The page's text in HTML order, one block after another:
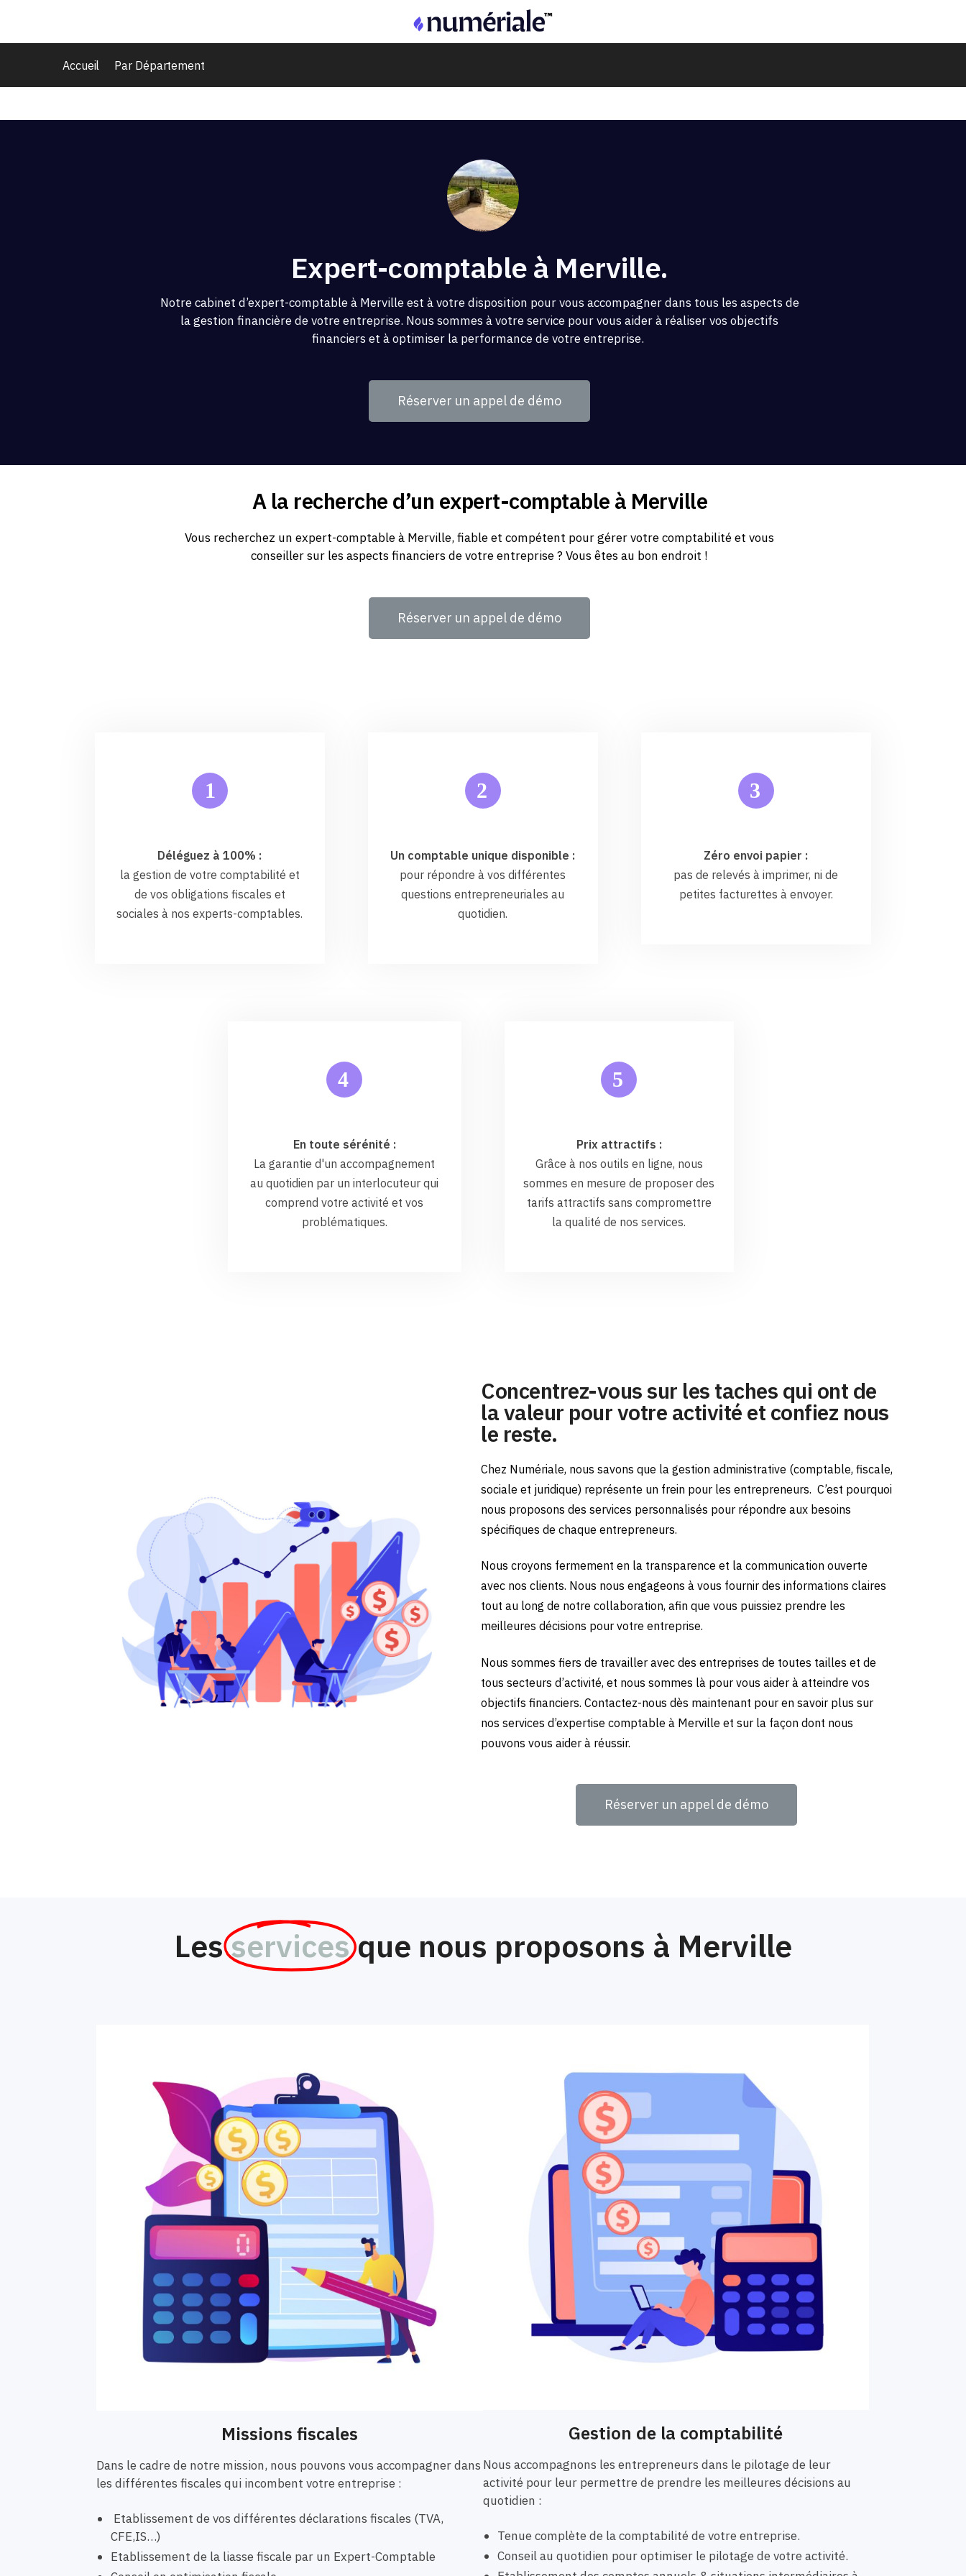
Accueil Par Département
Expert-comptable à Merville.
Notre cabinet d’expert-comptable à Merville est à votre disposition pour vous accompagner dans tous les aspects de
la gestion financière de votre entreprise. Nous sommes à votre service pour vous aider à réaliser vos objectifs
financiers et à optimiser la performance de votre entreprise.
Réserver un appel de démo
A la recherche d’un expert-comptable à Merville
Vous recherchez un expert-comptable à Merville, fiable et compétent pour gérer votre comptabilité et vous
conseiller sur les aspects financiers de votre entreprise ? Vous êtes au bon endroit !
Réserver un appel de démo
1
Déléguez à 100% :
la gestion de votre comptabilité et
de vos obligations fiscales et
sociales à nos experts-comptables.
2
Un comptable unique disponible :
pour répondre à vos différentes
questions entrepreneuriales au
quotidien.
3
Zéro envoi papier :
pas de relevés à imprimer, ni de
petites facturettes à envoyer.
4
En toute sérénité :
La garantie d'un accompagnement
au quotidien par un interlocuteur qui
comprend votre activité et vos
problématiques.
5
Prix attractifs :
Grâce à nos outils en ligne, nous
sommes en mesure de proposer des
tarifs attractifs sans compromettre
la qualité de nos services.
Concentrez-vous sur les taches qui ont de
la valeur pour votre activité et confiez nous
le reste.
Chez Numériale, nous savons que la gestion administrative (comptable, fiscale,
sociale et juridique) représente un frein pour les entrepreneurs. C’est pourquoi
nous proposons des services personnalisés pour répondre aux besoins
spécifiques de chaque entrepreneurs.
Nous croyons fermement en la transparence et la communication ouverte
avec nos clients. Nous nous engageons à vous fournir des informations claires
tout au long de notre collaboration, afin que vous puissiez prendre les
meilleures décisions pour votre entreprise.
Nous sommes fiers de travailler avec des entreprises de toutes tailles et de
tous secteurs d’activité, et nous sommes là pour vous aider à atteindre vos
objectifs financiers. Contactez-nous dès maintenant pour en savoir plus sur
nos services d’expertise comptable à Merville et sur la façon dont nous
pouvons vous aider à réussir.
Réserver un appel de démo
Lesservices que nous proposons à Merville
Missions fiscales
Dans le cadre de notre mission, nous pouvons vous accompagner dans
les différentes fiscales qui incombent votre entreprise :
Etablissement de vos différentes déclarations fiscales (TVA,
CFE,IS…)
Etablissement de la liasse fiscale par un Expert-Comptable
Gestion de la comptabilité
Nous accompagnons les entrepreneurs dans le pilotage de leur
activité pour leur permettre de prendre les meilleures décisions au
quotidien :
Tenue complète de la comptabilité de votre entreprise.
Conseil au quotidien pour optimiser le pilotage de votre activité.